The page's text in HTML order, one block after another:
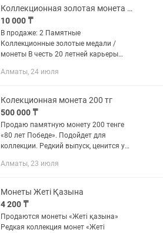
Коллекционная золотая монета медаль в честь баскетболиста Коби Брайант
10 000 ₸
В продаже: 2 Памятные
Коллекционные золотые медали /
монеты В честь 20 летней карьеры
Брайанта и клуба Lakers 8 / 24 Коби
баскетболист,...
Алматы, 24 июля
Колекционная монета 200 тг
500 000 ₸
Продаю памятную монету 200 тенге
«80 лет Победе». Подойдет для
коллекции. Редкий выпуск, ценится у
Алматы, 23 июля
Монеты Жеті Қазына
4 200 ₸
Продаются монеты «Жеті қазына»
Редкая коллекция монет «Жеті